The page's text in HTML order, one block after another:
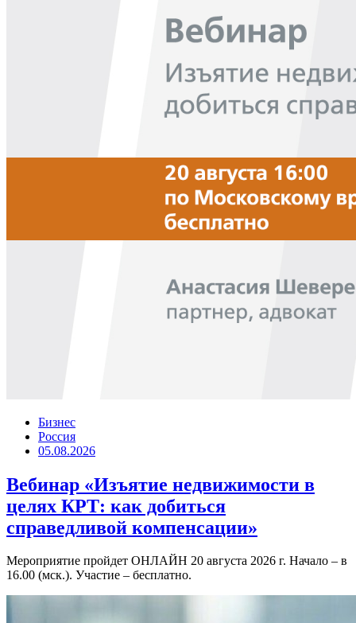
Бизнес
Россия
05.08.2026
Вебинар «Изъятие недвижимости в
целях КРТ: как добиться
справедливой компенсации»
Мероприятие пройдет ОНЛАЙН 20 августа 2026 г. Начало – в
16.00 (мск.). Участие – бесплатно.